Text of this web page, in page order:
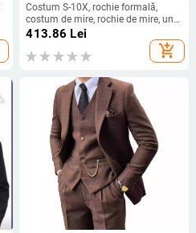
Costum S-10X, rochie formală,
costum de mire, rochie de mire, un
singur top, costum mic, mărime
extra mare, haină pentru frate gras
413.86 Lei
add_shopping_cart